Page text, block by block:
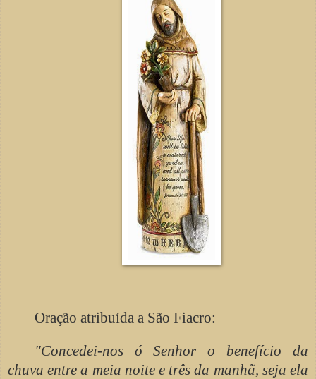
Oração atribuída a São Fiacro:
"Concedei-nos ó Senhor o benefício da
chuva entre a meia noite e três da manhã, seja ela